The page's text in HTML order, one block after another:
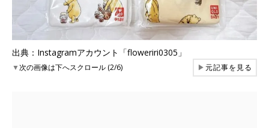
出典：Instagramアカウント「floweriri0305」
▼次の画像は下へスクロール (2/6) ▶元記事を見る